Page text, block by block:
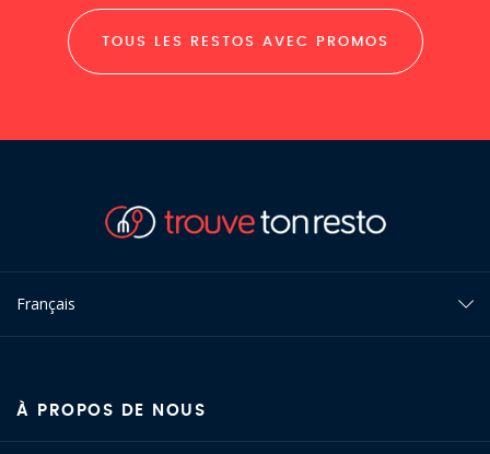
TOUS LES RESTOS AVEC PROMOS
Français
À PROPOS DE NOUS